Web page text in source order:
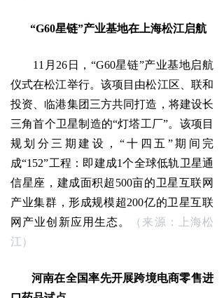
“G60星链”产业基地在上海松江启航
11月26日，“G60星链”产业基地启航
仪式在松江举行。该项目由松江区、联和
投资、临港集团三方共同打造，将建设长
三角首个卫星制造的“灯塔工厂”。该项目
规划分三期建设，“十四五”期间完
成“152”工程：即建成1个全球低轨卫星通
信星座，建成面积超500亩的卫星互联网
产业集群，形成规模超200亿的卫星互联
网产业创新应用生态。
（来源：上海松
江）
河南在全国率先开展跨境电商零售进